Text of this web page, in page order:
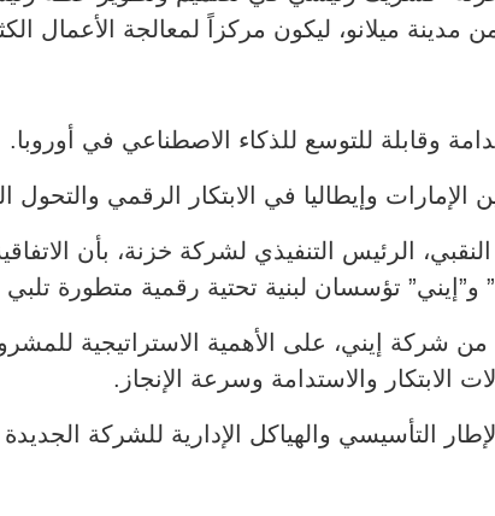
مدينة ميلانو، ليكون مركزاً لمعالجة الأعمال
وقابلة للتوسع للذكاء الاصطناعي في أوروبا.
وإيطاليا في الابتكار الرقمي والتحول
الرئيس التنفيذي لشركة خزنة، بأن
تؤسسان لبنية تحتية رقمية متطورة
شركة إيني، على الأهمية الاستراتيجية
والاستدامة وسرعة الإنجاز.
التأسيسي والهياكل الإدارية للشركة